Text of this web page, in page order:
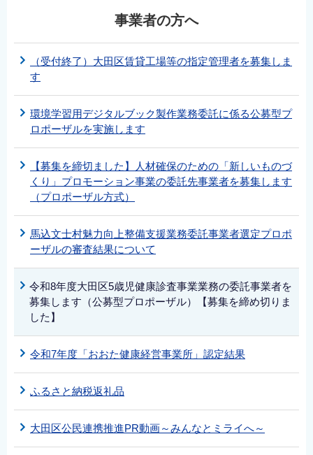
事業者の方へ
（受付終了）大田区賃貸工場等の指定管理者を募集しま
す
環境学習用デジタルブック製作業務委託に係る公募型プ
ロポーザルを実施します
【募集を締切ました】人材確保のための「新しいものづ
くり」プロモーション事業の委託先事業者を募集します
（プロポーザル方式）
馬込文士村魅力向上整備支援業務委託事業者選定プロポ
ーザルの審査結果について
令和8年度大田区5歳児健康診査事業業務の委託事業者を
募集します（公募型プロポーザル）【募集を締め切りま
した】
令和7年度「おおた健康経営事業所」認定結果
ふるさと納税返礼品
大田区公民連携推進PR動画～みんなとミライへ～